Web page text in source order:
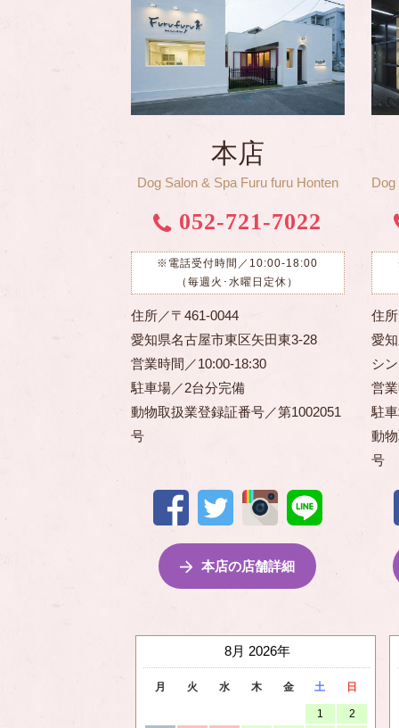
本店
Dog Salon & Spa Furu furu Honten
052-721-7022
※電話受付時間／10:00-18:00
（毎週火･水曜日定休）
住所／〒461-0044
愛知県名古屋市東区矢田東3-28
営業時間／10:00-18:30
駐車場／2台分完備
動物取扱業登録証番号／第1002051
号
本店の店舗詳細
Dog
住
愛
シ
営
駐
動
号
8月 2026
月 火 水 木 金 土 日
1 2